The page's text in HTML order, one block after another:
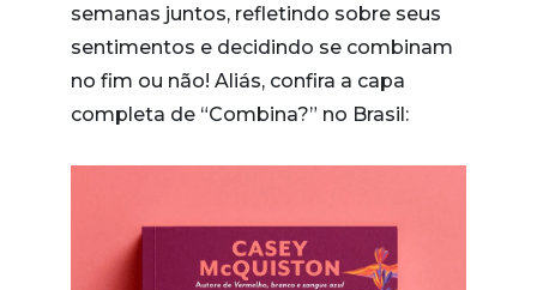
semanas juntos, refletindo sobre seus
sentimentos e decidindo se combinam
no fim ou não! Aliás, confira a capa
completa de “Combina?” no Brasil: